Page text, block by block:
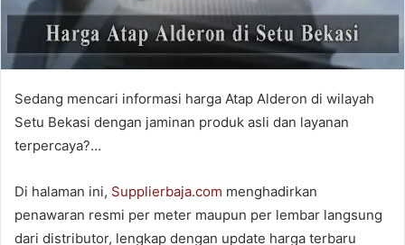
Sedang mencari informasi harga Atap Alderon di wilayah
Setu Bekasi dengan jaminan produk asli dan layanan
terpercaya?…
Di halaman ini, Supplierbaja.com menghadirkan
penawaran resmi per meter maupun per lembar langsung
dari distributor, lengkap dengan update harga terbaru